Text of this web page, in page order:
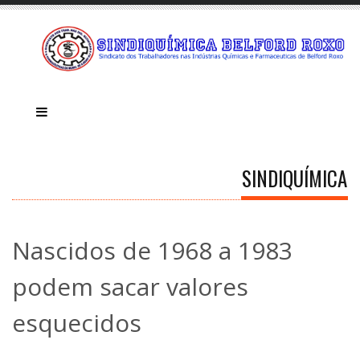
SINDIQUÍMICA
Nascidos de 1968 a 1983
podem sacar valores
esquecidos